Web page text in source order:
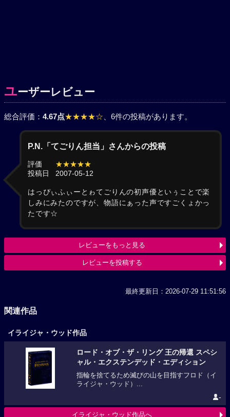
ユーザーレビュー
総合評価： 4.67点★★★★☆ 、6件の投稿があります。
P.N.「てごりん担当」さんからの投稿
評価
★★★★★
投稿日
2007-05-12
はっぴぃふぃーとゎてごりんの初声優といぅことで楽
しみにみたのですが、物語にぁった声ですごくょかっ
たです☆
レビューをもっと見る
レビューを投稿する
最終更新日：2026-07-29 11:51:56
関連作品
イライジャ・ウッド作品
ロード・オブ・ザ・リング 王の帰還 スペシ
ャル・エクステンデッド・エディション
指輪を捨てるため滅びの山を目指すフロド（イ
ライジャ・ウッド）...
-
イライジャ・ウッド作品へ